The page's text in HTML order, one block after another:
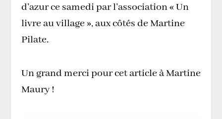
d’azur ce samedi par l’association « Un
livre au village », aux côtés de Martine
Pilate.
Un grand merci pour cet article à Martine
Maury !